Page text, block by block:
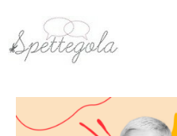
contenuto